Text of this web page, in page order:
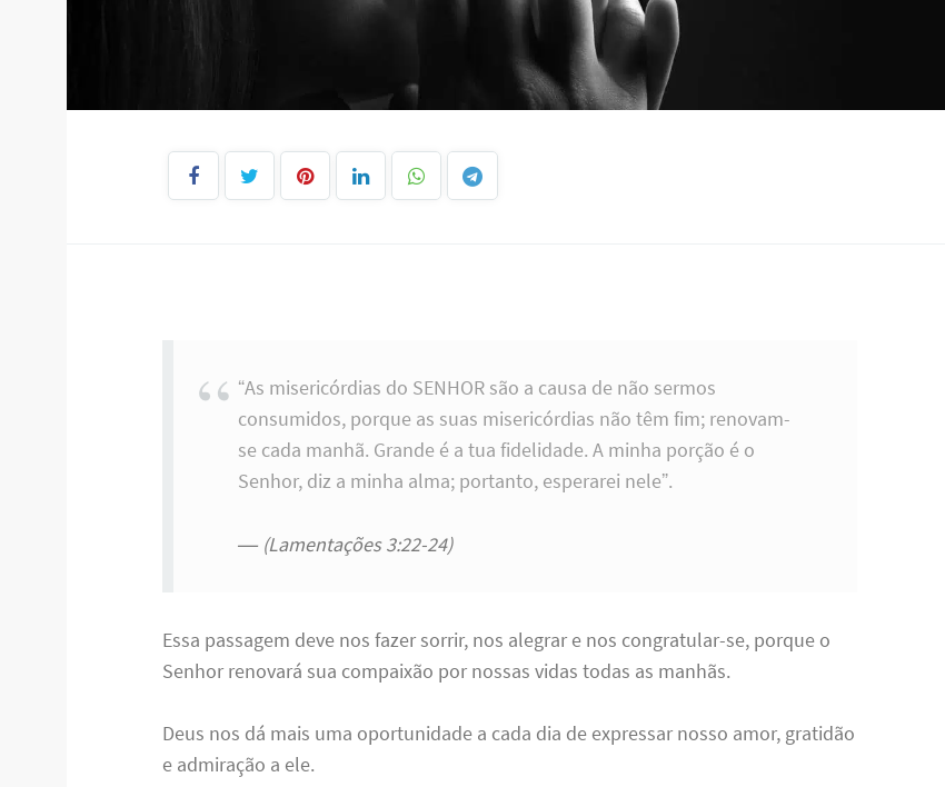
“As misericórdias do SENHOR são a causa de não sermos
consumidos, porque as suas misericórdias não têm fim; renovam-
se cada manhã. Grande é a tua fidelidade. A minha porção é o
Senhor, diz a minha alma; portanto, esperarei nele”.
(Lamentações 3:22-24)
Essa passagem deve nos fazer sorrir, nos alegrar e nos congratular-se, porque o
Senhor renovará sua compaixão por nossas vidas todas as manhãs.
Deus nos dá mais uma oportunidade a cada dia de expressar nosso amor, gratidão
e admiração a ele.